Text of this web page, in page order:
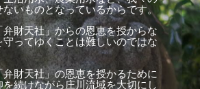
いものとなっているからです。
財天社」からの恩恵を授からな
ってゆくことは難しいのではな
財天社」の恩恵を授かるために
続けながら庄川流域を大切にし